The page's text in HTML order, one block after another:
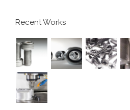
Recent Works